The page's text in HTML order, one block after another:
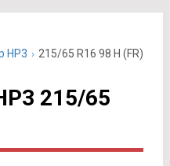
HP3 215/65 R16 98 H (FR)
215/65